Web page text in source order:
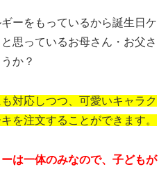
ーをもっているから誕生日ケ
思っているお母さん・お父さ
か？
対応しつつ、可愛いキャラク
を注文することができます。
は一体のみなので、子どもが